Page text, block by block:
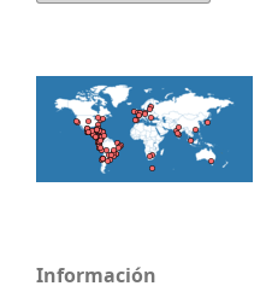
Información